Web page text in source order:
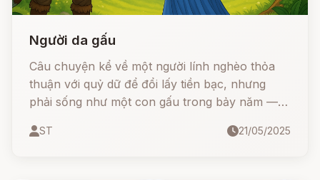
Người da gấu
Câu chuyện kể về một người lính nghèo thỏa
thuận với quỷ dữ để đổi lấy tiền bạc, nhưng
phải sống như một con gấu trong bảy năm —
Liệu anh có giữ được lời hứa? Và liệu tình yêu,
ST 21/05/2025